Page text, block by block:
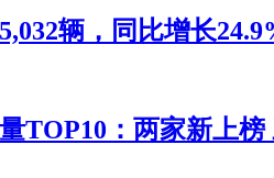
辆，同比增长
TOP10：两家新上